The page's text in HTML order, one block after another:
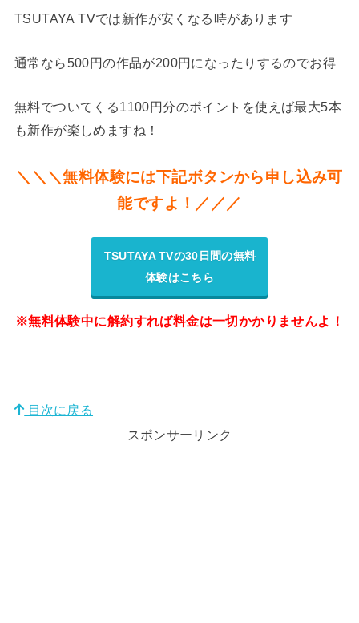
TSUTAYA TVでは新作が安くなる時があります
通常なら500円の作品が200円になったりするのでお得
無料でついてくる1100円分のポイントを使えば最大5本
も新作が楽しめますね！
＼＼＼無料体験には下記ボタンから申し込み可
能ですよ！／／／
TSUTAYA TVの30日間の無料
体験はこちら
※無料体験中に解約すれば料金は一切かかりませんよ！
目次に戻る
スポンサーリンク